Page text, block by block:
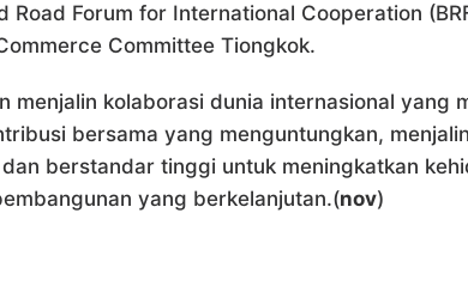
Road Forum for International Cooperation
Committee Tiongkok.
menjalin kolaborasi dunia internasional yang
bersama yang menguntungkan,
berstandar tinggi untuk meningkatkan
yang berkelanjutan.(nov)